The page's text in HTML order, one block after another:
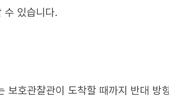
수 있습니다.
보호관찰관이 도착할 때까지 반대 방